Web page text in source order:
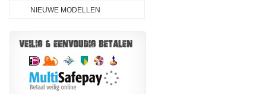
NIEUWE MODELLEN